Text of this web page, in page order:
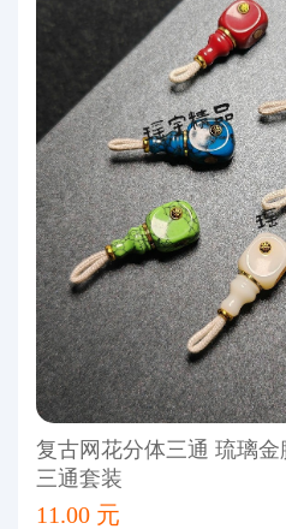
复古网花分体三通 琉璃
三通套装
11.00 元